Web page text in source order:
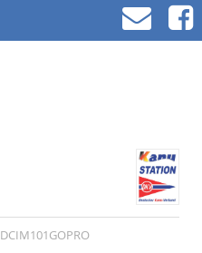
DCIM101GOPRO